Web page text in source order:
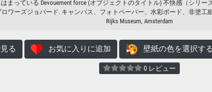
まっている Devouement force (オブジェクトのタイトル) 不快感（シリ
ロワーズジョバード. キャンバス、フォトペーパー、水彩ボード、非塗工
Rijks Museum, Amsterdam
る お気に入りに追加 壁紙の色を選択する
0 レビュー